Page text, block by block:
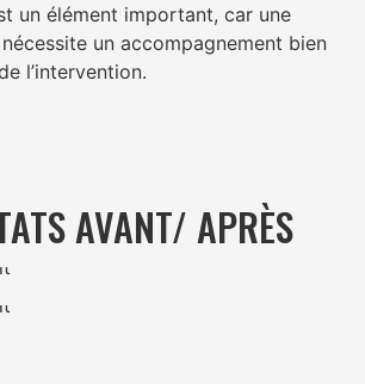
un élément important, car une
un accompagnement bien
l’intervention.
AVANT/ APRÈS